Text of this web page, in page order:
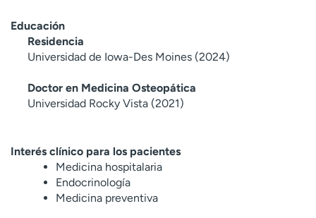
Educación
Residencia
Universidad de Iowa-Des Moines (2024)
Doctor en Medicina Osteopática
Universidad Rocky Vista (2021)
Interés clínico para los pacientes
Medicina hospitalaria
Endocrinología
Medicina preventiva